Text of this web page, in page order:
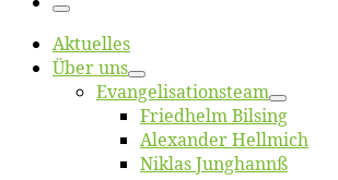
Menü
Ak­tu­el­les
Über uns
Evangelisa­tions­team
Fried­helm Bilsing
Alex­an­der Hellmich
Ni­klas Junghannß